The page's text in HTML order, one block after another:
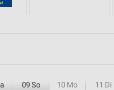
09So 10 Mo 11 Di